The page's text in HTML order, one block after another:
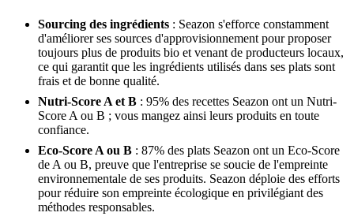
Sourcing des ingrédients : Seazon s'efforce constamment
d'améliorer ses sources d'approvisionnement pour proposer
toujours plus de produits bio et venant de producteurs locaux,
ce qui garantit que les ingrédients utilisés dans ses plats sont
frais et de bonne qualité.
Nutri-Score A et B : 95% des recettes Seazon ont un Nutri-
Score A ou B ; vous mangez ainsi leurs produits en toute
confiance.
Eco-Score A ou B : 87% des plats Seazon ont un Eco-Score
de A ou B, preuve que l'entreprise se soucie de l'empreinte
environnementale de ses produits. Seazon déploie des efforts
pour réduire son empreinte écologique en privilégiant des
méthodes responsables.